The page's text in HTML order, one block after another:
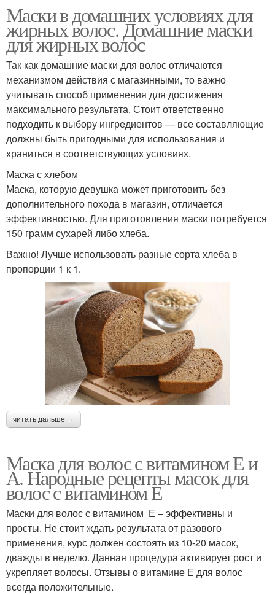
Маски в домашних условиях для
жирных волос. Домашние маски
для жирных волос
Так как домашние маски для волос отличаются
механизмом действия с магазинными, то важно
учитывать способ применения для достижения
максимального результата. Стоит ответственно
подходить к выбору ингредиентов — все составляющие
должны быть пригодными для использования и
храниться в соответствующих условиях.
Маска с хлебом
Маска, которую девушка может приготовить без
дополнительного похода в магазин, отличается
эффективностью. Для приготовления маски потребуется
150 грамм сухарей либо хлеба.
Важно! Лучше использовать разные сорта хлеба в
пропорции 1 к 1.
читать дальше →
Маска для волос с витамином Е и
А. Народные рецепты масок для
волос с витамином Е
Маски для волос с витамином Е – эффективны и
просты. Не стоит ждать результата от разового
применения, курс должен состоять из 10-20 масок,
дважды в неделю. Данная процедура активирует рост и
укрепляет волосы. Отзывы о витамине Е для волос
всегда положительные.